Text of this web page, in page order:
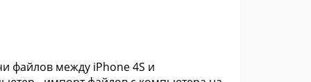
файлов между iPhone 4S и